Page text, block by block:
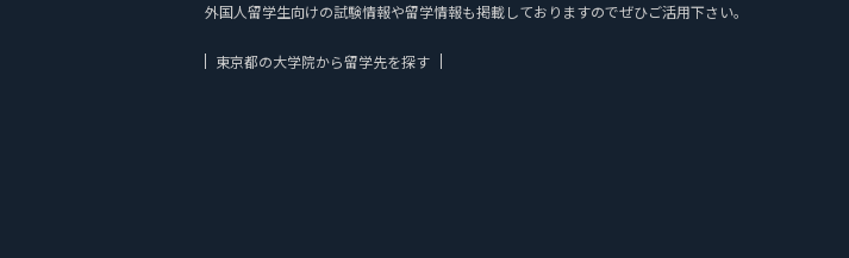
外国人留学生向けの試験情報や留学情報も掲載しておりますのでぜひご活用下さい。
東京都の大学院から留学先を探す